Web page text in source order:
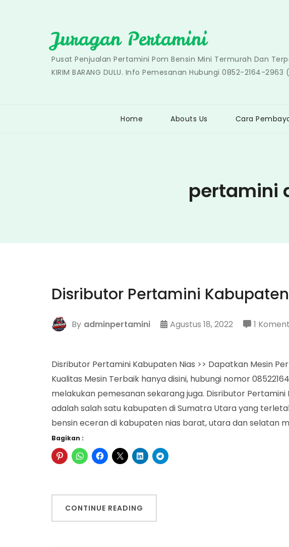
Juragan Pertamini
Pusat Penjualan Pertamini Pom Bensin Mini Termurah Dan
KIRIM BARANG DULU. Info Pemesanan Hubungi 0852-2164-2963
Home Abouts Us Cara
pertamini
Disributor Pertamini
By adminpertamini Agustus 18, 2022 1
Disributor Pertamini Kabupaten Nias >> Dapatkan Mesin
Kualitas Mesin Terbaik hanya disini, hubungi nomor
melakukan pemesanan sekarang juga. Disributor Pertamini
adalah salah satu kabupaten di Sumatra Utara yang
bensin eceran di kabupaten nias barat, utara dan selatan
Bagikan :
CONTINUE READING